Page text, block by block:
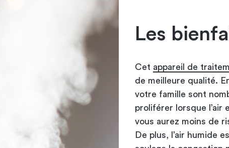
Les
Cet appareil de
de meilleure qualité.
votre famille sont
proliférer lorsque l’air
vous aurez moins de
De plus, l’air humide